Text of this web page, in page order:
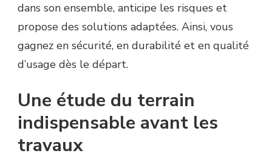
dans son ensemble, anticipe les risques et
propose des solutions adaptées. Ainsi, vous
gagnez en sécurité, en durabilité et en qualité
d’usage dès le départ.
Une étude du terrain
indispensable avant les
travaux